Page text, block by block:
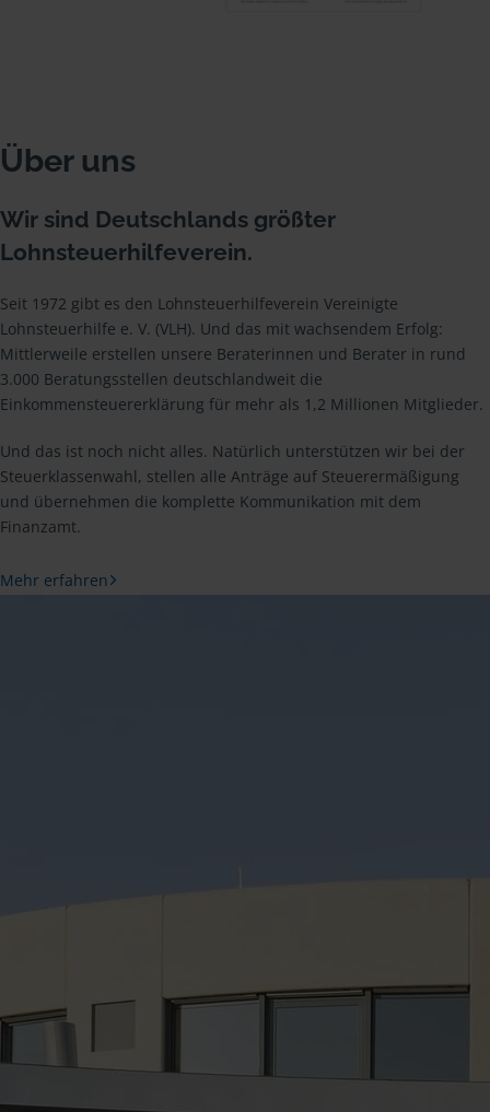
Über uns
Wir sind Deutschlands größter
Lohnsteuerhilfeverein.
Seit 1972 gibt es den Lohnsteuerhilfeverein Vereinigte
Lohnsteuerhilfe e. V. (VLH). Und das mit wachsendem Erfolg:
Mittlerweile erstellen unsere Beraterinnen und Berater in rund
3.000 Beratungsstellen deutschlandweit die
Einkommensteuererklärung für mehr als 1,2 Millionen Mitglieder.
Und das ist noch nicht alles. Natürlich unterstützen wir bei der
Steuerklassenwahl, stellen alle Anträge auf Steuerermäßigung
und übernehmen die komplette Kommunikation mit dem
Finanzamt.
Mehr erfahren